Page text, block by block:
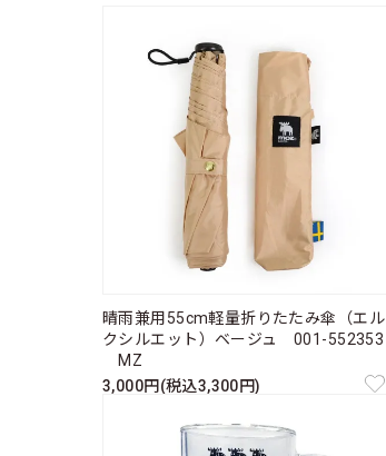
晴雨兼用55cm軽量折りたたみ傘（エル
クシルエット）ベージュ 001-552353
MZ
3,000円(税込3,300円)